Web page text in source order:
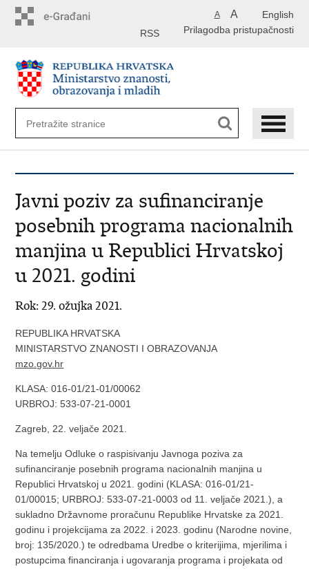
English
A A
Prilagodba pristupačnosti
RSS
Javni poziv za sufinanciranje
posebnih programa nacionalnih
manjina u Republici Hrvatskoj
u 2021. godini
Rok: 29. ožujka 2021.
REPUBLIKA HRVATSKA
MINISTARSTVO ZNANOSTI I OBRAZOVANJA
mzo.gov.hr
KLASA: 016-01/21-01/00062
URBROJ: 533-07-21-0001
Zagreb, 22. veljače 2021.
Na temelju Odluke o raspisivanju Javnoga poziva za
sufinanciranje posebnih programa nacionalnih manjina u
Republici Hrvatskoj u 2021. godini (KLASA: 016-01/21-
01/00015; URBROJ: 533-07-21-0003 od 11. veljače 2021.), a
sukladno Državnome proračunu Republike Hrvatske za 2021.
godinu i projekcijama za 2022. i 2023. godinu (Narodne novine,
broj: 135/2020.) te odredbama Uredbe o kriterijima, mjerilima i
postupcima financiranja i ugovaranja programa i projekata od